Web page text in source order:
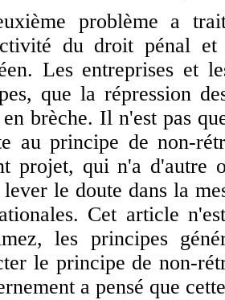
problème a
du droit pénal
Les entreprises et
que la répression
brèche. Il n'est pas
au principe de non-
projet, qui n'a d'autre
le doute dans la
Cet article
les principes
le principe de non-
a pensé que